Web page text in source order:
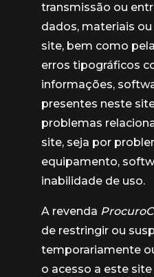
transmissão ou
dados, materiais
site, bem como
erros tipográficos
informações,
presentes neste
problemas
site, seja por
equipamento,
inabilidade de uso.
A revenda
de restringir ou
temporariamente
o acesso a este